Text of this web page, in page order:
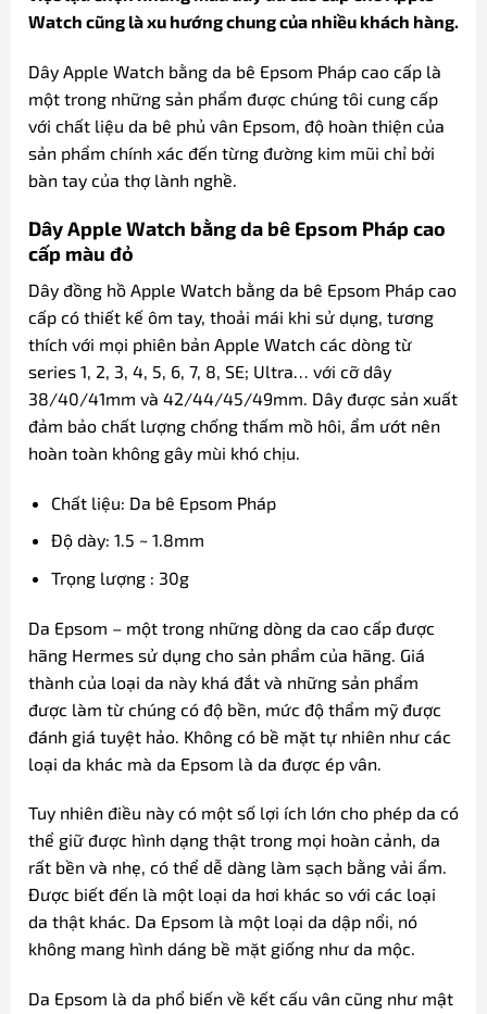
Watch cũng là xu hướng chung của nhiều khách hàng.
Dây Apple Watch bằng da bê Epsom Pháp cao cấp là
một trong những sản phẩm được chúng tôi cung cấp
với chất liệu da bê phủ vân Epsom, độ hoàn thiện của
sản phẩm chính xác đến từng đường kim mũi chỉ bởi
bàn tay của thợ lành nghề.
Dây Apple Watch bằng da bê Epsom Pháp cao
cấp màu đỏ
Dây đồng hồ Apple Watch bằng da bê Epsom Pháp cao
cấp có thiết kế ôm tay, thoải mái khi sử dụng, tương
thích với mọi phiên bản Apple Watch các dòng từ
series 1, 2, 3, 4, 5, 6, 7, 8, SE; Ultra… với cỡ dây
38/40/41mm và 42/44/45/49mm. Dây được sản xuất
đảm bảo chất lượng chống thấm mồ hôi, ẩm ướt nên
hoàn toàn không gây mùi khó chịu.
Chất liệu: Da bê Epsom Pháp
Độ dày: 1.5 ~ 1.8mm
Trọng lượng : 30g
Da Epsom – một trong những dòng da cao cấp được
hãng Hermes sử dụng cho sản phẩm của hãng. Giá
thành của loại da này khá đắt và những sản phẩm
được làm từ chúng có độ bền, mức độ thẩm mỹ được
đánh giá tuyệt hảo. Không có bề mặt tự nhiên như các
loại da khác mà da Epsom là da được ép vân.
Tuy nhiên điều này có một số lợi ích lớn cho phép da có
thể giữ được hình dạng thật trong mọi hoàn cảnh, da
rất bền và nhẹ, có thể dễ dàng làm sạch bằng vải ẩm.
Được biết đến là một loại da hơi khác so với các loại
da thật khác. Da Epsom là một loại da dập nổi, nó
không mang hình dáng bề mặt giống như da mộc.
Da Epsom là da phổ biến về kết cấu vân cũng như mật